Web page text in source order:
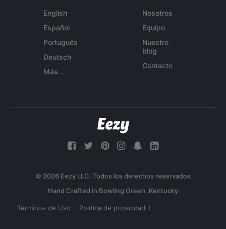
English
Español
Português
Deutsch
Más...
Nosotros
Equipo
Nuestro
blog
Contacto
© 2026 Eezy LLC. Todos los derechos reservados
Términos de Uso Política de privacidad